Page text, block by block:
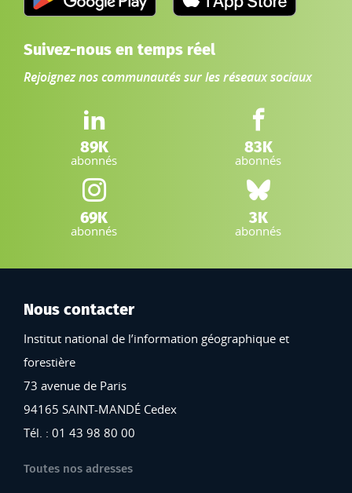
Suivez-nous en temps réel
Rejoignez nos communautés sur les réseaux sociaux
LinkedIn IGN :
89K
abonnés
Facebook IGN :
83K
abonnés
Instagram IGN :
69K
abonnés
Bluesky :
3K
abonnés
Nous contacter
Institut national de l’information géographique et
forestière
73 avenue de Paris
94165 SAINT-MANDÉ Cedex
Tél. : 01 43 98 80 00
Toutes nos adresses